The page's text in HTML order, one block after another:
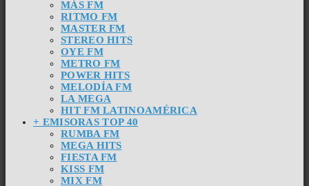
MÁS FM
RITMO FM
MASTER FM
STEREO HITS
OYE FM
METRO FM
POWER HITS
MELODÍA FM
LA MEGA
HIT FM LATINOAMÉRICA
+ EMISORAS TOP 40
RUMBA FM
MEGA HITS
FIESTA FM
KISS FM
MIX FM